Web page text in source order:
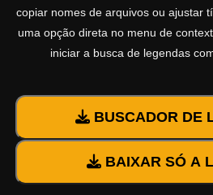
copiar nomes de arquivos ou ajustar
uma opção direta no menu de
iniciar a busca de legendas
BUSCADOR DE
BAIXAR SÓ A